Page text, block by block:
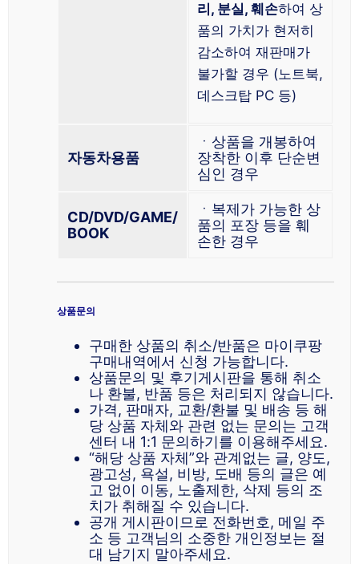
리, 분실, 훼손하여 상
품의 가치가 현저히
감소하여 재판매가
불가할 경우 (노트북,
데스크탑 PC 등)
자동차용품
ㆍ상품을 개봉하여
장착한 이후 단순변
심인 경우
CD/DVD/GAME/
BOOK
ㆍ복제가 가능한 상
품의 포장 등을 훼
손한 경우
상품문의
구매한 상품의 취소/반품은 마이쿠팡
구매내역에서 신청 가능합니다.
상품문의 및 후기게시판을 통해 취소
나 환불, 반품 등은 처리되지 않습니다.
가격, 판매자, 교환/환불 및 배송 등 해
당 상품 자체와 관련 없는 문의는 고객
센터 내 1:1 문의하기를 이용해주세요.
“해당 상품 자체”와 관계없는 글, 양도,
광고성, 욕설, 비방, 도배 등의 글은 예
고 없이 이동, 노출제한, 삭제 등의 조
치가 취해질 수 있습니다.
공개 게시판이므로 전화번호, 메일 주
소 등 고객님의 소중한 개인정보는 절
대 남기지 말아주세요.